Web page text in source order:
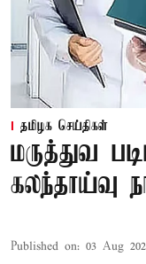
தமிழக செய்திகள்
மருத்துவ
கலந்தாய்வு
Published on: 03 Aug